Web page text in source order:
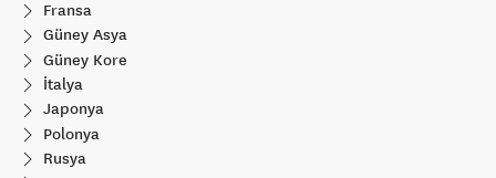
Fransa
Güney Asya
Güney Kore
İtalya
Japonya
Polonya
Rusya